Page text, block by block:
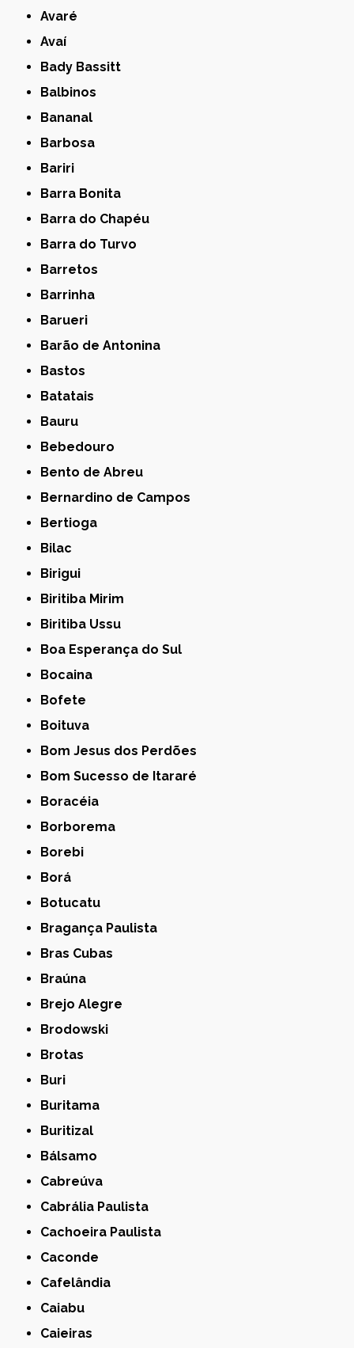
Avaré
Avaí
Bady Bassitt
Balbinos
Bananal
Barbosa
Bariri
Barra Bonita
Barra do Chapéu
Barra do Turvo
Barretos
Barrinha
Barueri
Barão de Antonina
Bastos
Batatais
Bauru
Bebedouro
Bento de Abreu
Bernardino de Campos
Bertioga
Bilac
Birigui
Biritiba Mirim
Biritiba Ussu
Boa Esperança do Sul
Bocaina
Bofete
Boituva
Bom Jesus dos Perdões
Bom Sucesso de Itararé
Boracéia
Borborema
Borebi
Borá
Botucatu
Bragança Paulista
Bras Cubas
Braúna
Brejo Alegre
Brodowski
Brotas
Buri
Buritama
Buritizal
Bálsamo
Cabreúva
Cabrália Paulista
Cachoeira Paulista
Caconde
Cafelândia
Caiabu
Caieiras